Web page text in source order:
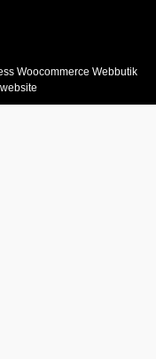
Woocommerce Webbutik